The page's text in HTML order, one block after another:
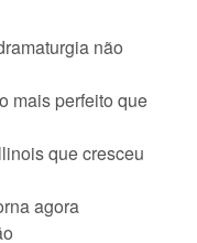
não
mais perfeito que
que cresceu
agora